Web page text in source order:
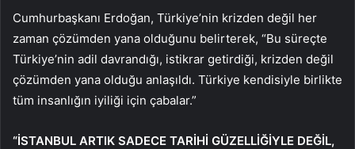
Cumhurbaşkanı Erdoğan, Türkiye’nin krizden değil her
zaman çözümden yana olduğunu belirterek, “Bu süreçte
Türkiye’nin adil davrandığı, istikrar getirdiği, krizden değil
çözümden yana olduğu anlaşıldı. Türkiye kendisiyle birlikte
tüm insanlığın iyiliği için çabalar.”
“İSTANBUL ARTIK SADECE TARİHİ GÜZELLİĞİYLE DEĞİL,